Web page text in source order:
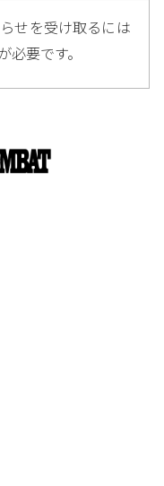
せを受け取るには
必要です。